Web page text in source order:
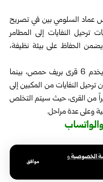
الخصوصيةو
موافق
عماد السلومي بين في تصريح
ترحيل النفايات إلى المطامر
الحفاظ على بيئة نظيفة،
وأضاف السلومي: إن مكب تلذهب يخدم 6 قرى بريف حمص، بينما
فإن ترحيل النفايات من المكبين إلى
من القرى، حيث سيتم التخلص
وعلى عدة مراحل.
والواتساب